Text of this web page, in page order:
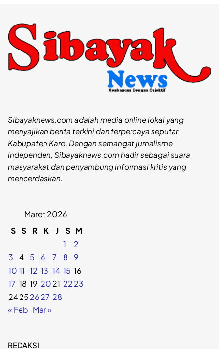
Sibayaknews.com adalah media online lokal yang
menyajikan berita terkini dan terpercaya seputar
Kabupaten Karo. Dengan semangat jurnalisme
independen, Sibayaknews.com hadir sebagai suara
masyarakat dan penyambung informasi kritis yang
mencerdaskan.
Maret 2026
S S R K J S M
1
2
3
4 5 6 7 8
9
10 11 12 13 14 15 16
17 18 19 2021 2223
24252627 28
« Feb Mar »
REDAKSI